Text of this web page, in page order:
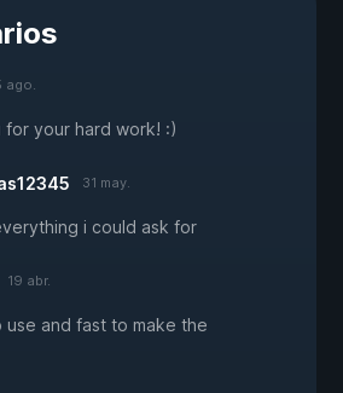
ago.
for your hard work! :)
31 may.
i could ask for
19 abr.
use and fast to make the